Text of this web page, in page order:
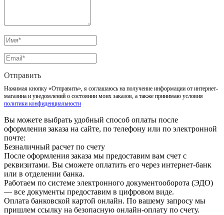
Отправить
Нажимая кнопку «Отправить», я соглашаюсь на получение информации от интернет-
магазина и уведомлений о состоянии моих заказов, а также принимаю условия
политики конфиденциальности
Вы можете выбрать удобный способ оплаты после
оформления заказа на сайте, по телефону или по электронной
почте:
Безналичный расчет по счету
После оформления заказа мы предоставим вам счет с
реквизитами. Вы сможете оплатить его через интернет-банк
или в отделении банка.
Работаем по системе электронного документооборота (ЭДО)
— все документы предоставим в цифровом виде.
Оплата банковской картой онлайн. По вашему запросу мы
пришлем ссылку на безопасную онлайн-оплату по счету.